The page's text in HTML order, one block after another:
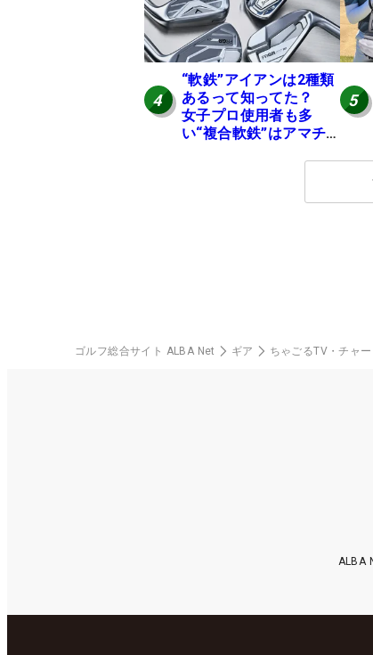
4
“軟鉄”アイアンは2種類
あるって知ってた？
女子プロ使用者も多
い“複合軟鉄”はアマチ
5
ゴルフ総合サイト ALBA Net ギア ちゃごるTV・チャ
ALBA